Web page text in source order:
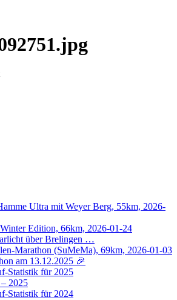
Ultra mit Weyer Berg, 55km, 2026-
Edition, 66km, 2026-01-24
über Brelingen …
Marathon (SuMeMa), 69km, 2026-01-03
am 13.12.2025 🎉
Statistik für 2025
2025
Statistik für 2024